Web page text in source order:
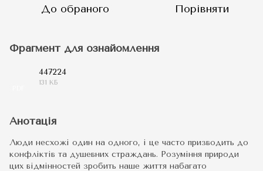
До обраного Порівняти
Фрагмент для ознайомлення
447224
131 КБ
Анотація
Люди несхожі один на одного, і це часто призводить до
конфліктів та душевних страждань. Розуміння природи
цих відмінностей зробить наше життя набагато